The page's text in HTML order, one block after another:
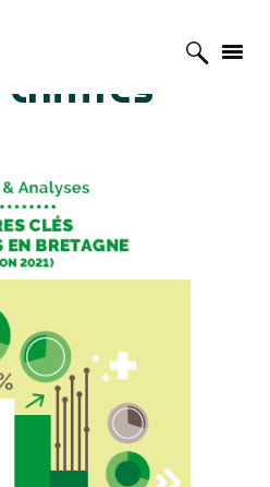
chiffres